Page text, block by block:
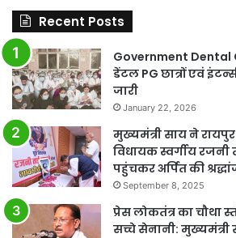
Recent Posts
Government Dental
डेंटल PG छात्रों एवं
जारी
January 22, 2026
मुख्यमंत्री साय ने
विधायक स्वर्गीय
पहुंचकर अर्पित की
September 8, 2025
प्रेस लोकतंत्र का चौथा
सच्चे सेनानी: मुख्यमंत्री